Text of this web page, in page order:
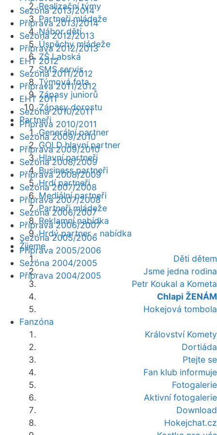
Realizační týmy
Partneři mládeže
Nábor dětí
Úspěchy mládeže
ZŠ Labská
SMS servis
Týmová fota
Zápasy juniorů
Zápasy dorostu
Partneři
Generální partner
GOLD hlavní partner
Hlavní partneři
Business partneři
Hrdí partneři
Mediální partneři
Partneři mládeže
Reklamní nabídka
Hrdý partner - nabídka
Žijeme
Děti dětem
Jsme jedna rodina
Petr Koukal a Kometa
Chlapi ŽENÁM
Hokejová tombola
Fanzóna
Království Komety
Dortiáda
Ptejte se
Fan klub informuje
Fotogalerie
Aktivní fotogalerie
Download
Hokejchat.cz
Sezóna 2013/2014
Příprava 2013/2014
Sezóna 2012/2013
Příprava 2012/2013
EHT 2012
Sezóna 2011/2012
Příprava 2011/2012
EHT 2011
Sezóna 2010/2011
Příprava 2010/2011
Sezóna 2009/2010
Příprava 2009/2010
Sezóna 2008/2009
Příprava 2008/2009
Sezóna 2007/2008
Příprava 2007/2008
Sezóna 2006/2007
Příprava 2006/2007
Sezóna 2005/2006
Příprava 2005/2006
Sezóna 2004/2005
Příprava 2004/2005